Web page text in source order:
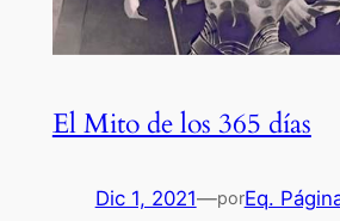
El Mito de los 365 días
Dic 1, 2021—porEq.